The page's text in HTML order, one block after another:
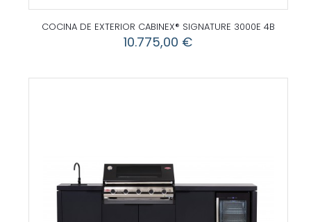
COCINA DE EXTERIOR CABINEX® SIGNATURE 3000E 4B
10.775,00 €